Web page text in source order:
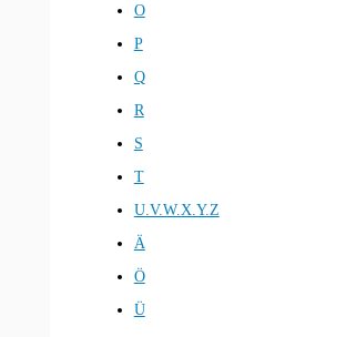
O
P
Q
R
S
T
U.V.W.X.Y.Z
Ä
Ö
Ü